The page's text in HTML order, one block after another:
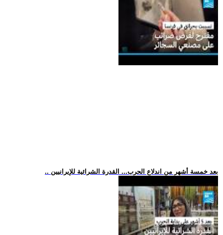
.. بعد خمسة أشهر من اندلاع الحرب... القدرة الشرائية للإيرانيين